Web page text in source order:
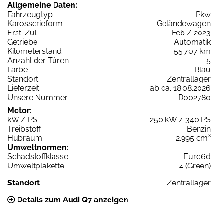
Allgemeine Daten:
Fahrzeugtyp
Pkw
Karosserieform
Geländewagen
Erst-Zul.
Feb / 2023
Getriebe
Automatik
Kilometerstand
55.707 km
Anzahl der Türen
5
Farbe
Blau
Standort
Zentrallager
Lieferzeit
ab ca. 18.08.2026
Unsere Nummer
D002780
Motor:
kW / PS
250 kW / 340 PS
Treibstoff
Benzin
Hubraum
2.995 cm³
Umweltnormen:
Schadstoffklasse
Euro6d
Umweltplakette
4 (Green)
Standort
Zentrallager
Details zum Audi Q7 anzeigen